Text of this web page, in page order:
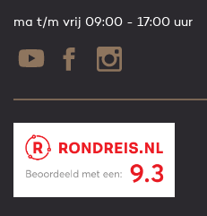
ma t/m vrij 09:00 - 17:00 uur